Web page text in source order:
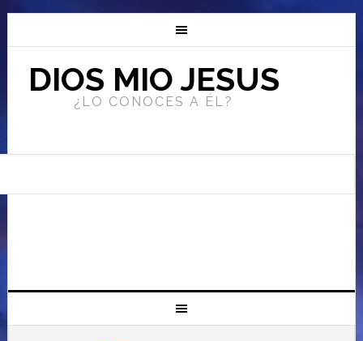
DIOS MIO JESUS
¿LO CONOCES A ÉL?